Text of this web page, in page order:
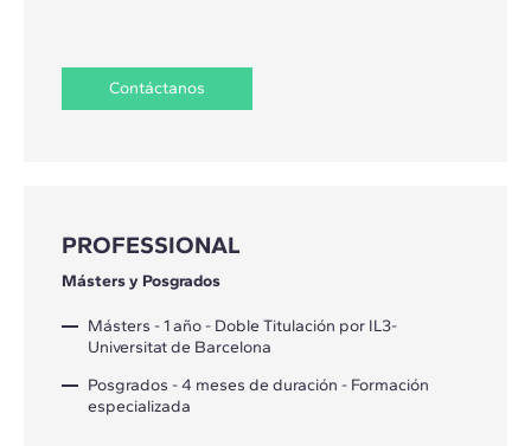
Contáctanos
PROFESSIONAL
Másters y Posgrados
Másters - 1 año - Doble Titulación por IL3-
Universitat de Barcelona
Posgrados - 4 meses de duración - Formación
especializada